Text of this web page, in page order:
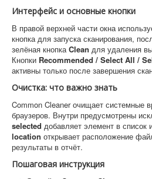
Интерфейс и основные кнопки
В правой верхней части окна
кнопка для запуска сканирования,
зелёная кнопкаClean для удаления
Кнопки Recommended / Select All /
активны только после завершения
Очистка: что важно знать
Common Cleaner очищает
браузеров. Внутри предусмотрены
selected добавляет элемент в список
location открывает расположение
результаты в отчёт.
Пошаговая инструкция